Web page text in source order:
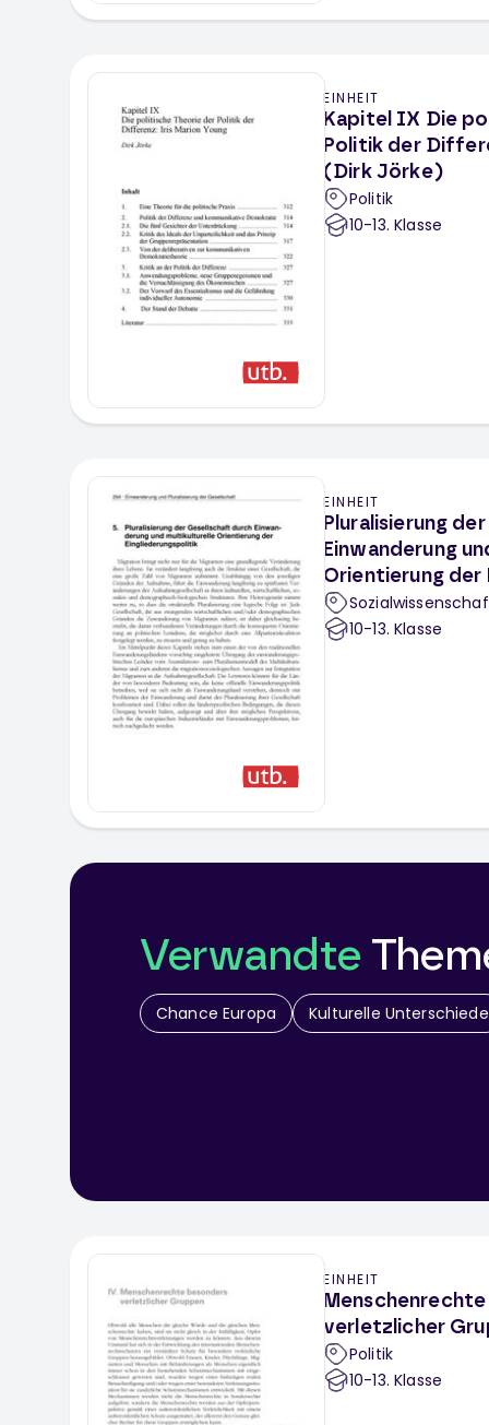
EINHEIT
Kapitel IX Die
Politik der
(Dirk Jörke)
Politik
10-13. Klasse
EINHEIT
Pluralisierung
Einwanderung
Orientierung der
10-13. Klasse
Verwandte
Chance Europa Kulturelle Unterschiede
EINHEIT
verletzlicher
Politik
10-13. Klasse